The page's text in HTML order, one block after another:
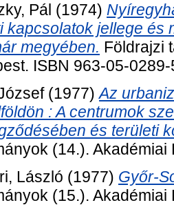
Pál (1974)
kapcsolatok jellege és
megyében. Földrajzi
ISBN 963-05-0289-
(1977)Az
: A centrumok
és területi
(14.). Akadémiai
László (1977) Győr-
(15.). Akadémiai